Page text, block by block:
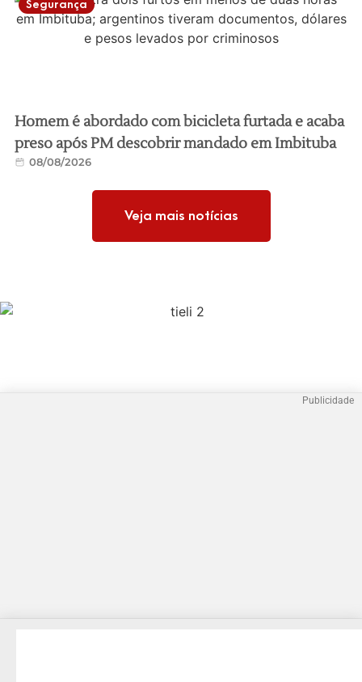
Segurança
Homem é abordado com bicicleta furtada e acaba
preso após PM descobrir mandado em Imbituba
08/08/2026
Veja mais notícias
Publicidade